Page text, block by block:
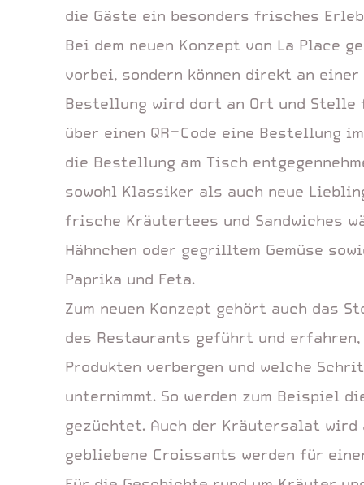
die Gäste ein besonders frisches
Bei dem neuen Konzept von La Place
vorbei, sondern können direkt an
Bestellung wird dort an Ort und
über einen QR-Code eine Bestellung
die Bestellung am Tisch
sowohl Klassiker als auch neue
frische Kräutertees und Sandwiches
Hähnchen oder gegrilltem Gemüse
Paprika und Feta.
Zum neuen Konzept gehört auch das
des Restaurants geführt und
Produkten verbergen und welche
unternimmt. So werden zum Beispiel
gezüchtet. Auch der Kräutersalat wird
gebliebene Croissants werden für